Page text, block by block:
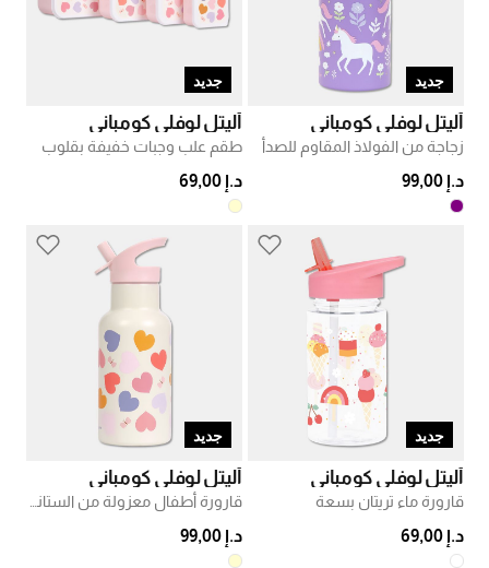
جديد
أليتل لوفلي كومباني
زجاجة من الفولاذ المقاوم للصدأ
د.إ 99,00
جديد
أليتل لوفلي كومباني
طقم علب وجبات خفيفة بقلوب
د.إ 69,00
جديد
أليتل لوفلي كومباني
قارورة ماء تريتان بسعة
د.إ 69,00
جديد
أليتل لوفلي كومباني
د.إ 99,00